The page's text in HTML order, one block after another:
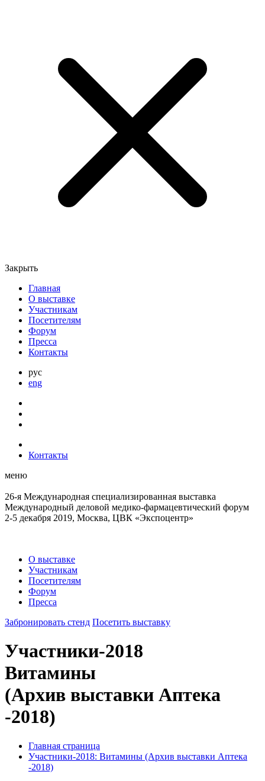
Закрыть
Главная
О выставке
Участникам
Посетителям
Форум
Пресса
Контакты
рус
eng
Контакты
меню
26-я Международная специализированная выставка
Международный деловой медико-фармацевтический форум
2-5 декабря 2019, Москва, ЦВК «Экспоцентр»
О выставке
Участникам
Посетителям
Форум
Пресса
Забронировать стенд Посетить выставку
Участники-2018
Витамины
(Архив выставки Аптека
-2018)
Главная страница
Участники-2018: Витамины (Архив выставки Аптека
-2018)